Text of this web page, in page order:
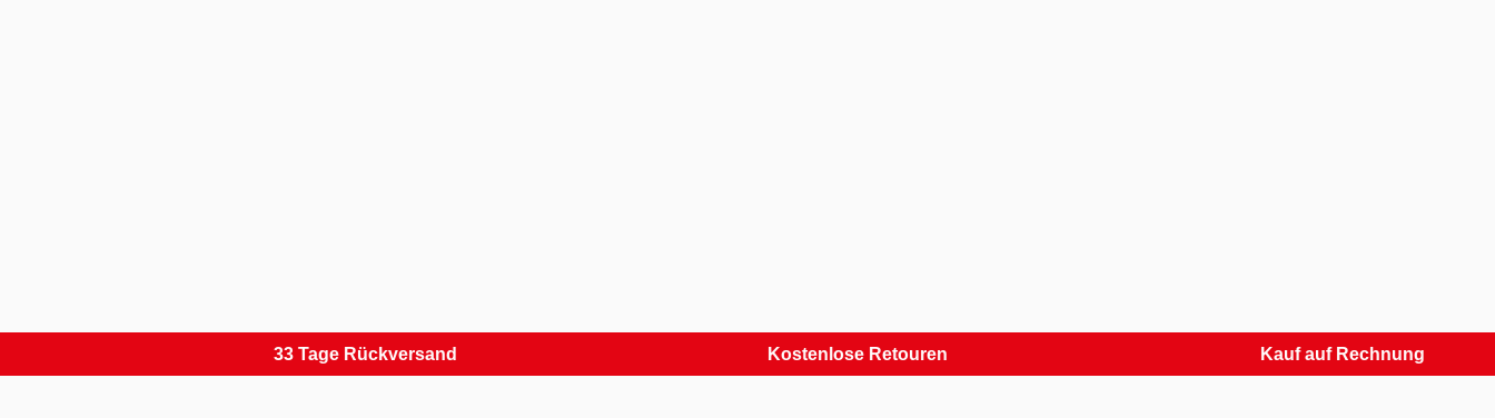
33 Tage Rückversand Kostenlose Retouren Kauf auf Rechnung